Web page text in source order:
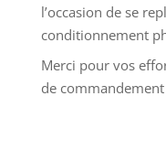
l’occasion de se
conditionnement
Merci pour vos
de commandement